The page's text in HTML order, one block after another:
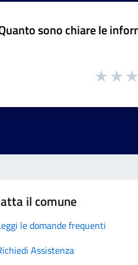
sono chiare le
il comune
le domande frequenti
Assistenza